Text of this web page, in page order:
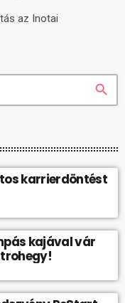
az Inotai
search
karrierdöntést
kajával vár